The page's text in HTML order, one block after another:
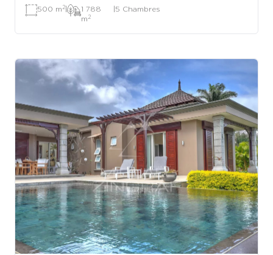
500 m 2|
1 788
m 2
|5 Chambres